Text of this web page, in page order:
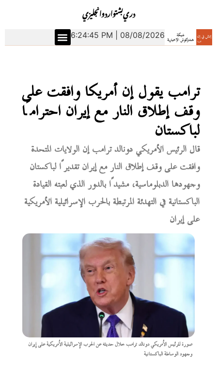
انجليزياردوبشتودري
6:24:46 PM | 08/08/2026
ترامب يقول إن أمريكا وافقت على
وقف إطلاق النار مع إيران احترامًا
لباكستان
قال الرئيس الأمريكي دونالد ترامب إن الولايات المتحدة
وافقت على وقف إطلاق النار مع إيران تقديرًا لباكستان
وجهودها الدبلوماسية، مشيدًا بالدور الذي لعبته القيادة
الباكستانية في التهدئة المرتبطة بالحرب الإسرائيلية الأمريكية
على إيران
صورة للرئيس الأمريكي دونالد ترامب خلال حديثه عن الحرب الإسرائيلية الأمريكية على إيران
وجهود الوساطة الباكستانية